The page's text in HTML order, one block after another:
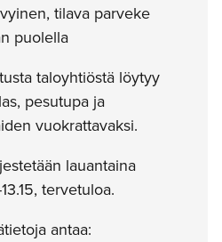
tilava parveke
puolella
taloyhtiöstä löytyy
pesutupa ja
vuokrattavaksi.
lauantaina
tervetuloa.
antaa: